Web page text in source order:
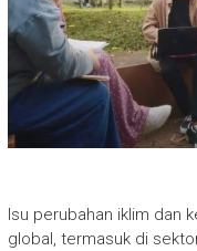
Isu perubahan iklim dan
global, termasuk di